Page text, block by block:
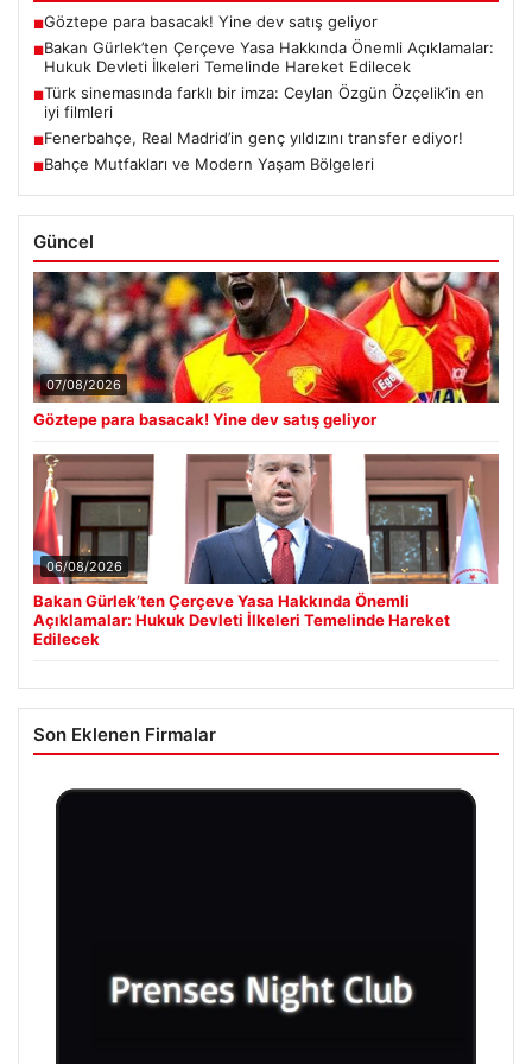
■Göztepe para basacak! Yine dev satış geliyor
■Bakan Gürlek’ten Çerçeve Yasa Hakkında Önemli Açıklamalar:
Hukuk Devleti İlkeleri Temelinde Hareket Edilecek
■Türk sinemasında farklı bir imza: Ceylan Özgün Özçelik’in en
iyi filmleri
■Fenerbahçe, Real Madrid’in genç yıldızını transfer ediyor!
■Bahçe Mutfakları ve Modern Yaşam Bölgeleri
Güncel
07/08/2026
Göztepe para basacak! Yine dev satış geliyor
06/08/2026
Bakan Gürlek’ten Çerçeve Yasa Hakkında Önemli
Açıklamalar: Hukuk Devleti İlkeleri Temelinde Hareket
Edilecek
Son Eklenen Firmalar